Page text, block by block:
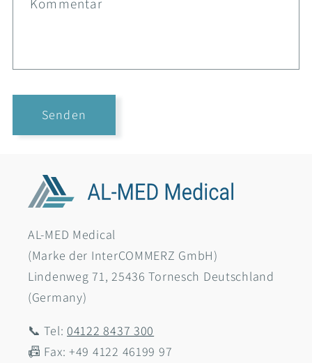
Senden
AL-MED Medical
(Marke der InterCOMMERZ GmbH)
Lindenweg 71, 25436 Tornesch Deutschland
(Germany)
📞 Tel:04122 8437 300
📠 Fax: +49 4122 46199 97